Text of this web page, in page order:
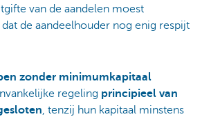
van de aandelen moest
de aandeelhouder nog enig respijt
zonder minimumkapitaal
regeling principieel van
, tenzij hun kapitaal minstens